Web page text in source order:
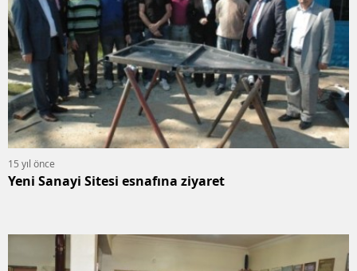
15 yıl önce
Yeni Sanayi Sitesi esnafına ziyaret